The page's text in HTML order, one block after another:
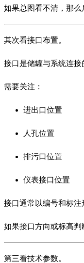
如果总图看不清，那么
其次看接口布置。
接口是储罐与系统连接
需要关注：
进出口位置
人孔位置
排污口位置
仪表接口位置
接口通常以编号和标注
如果接口方向或标高判
第三看技术参数。